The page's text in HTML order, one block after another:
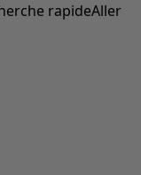
rapideAller